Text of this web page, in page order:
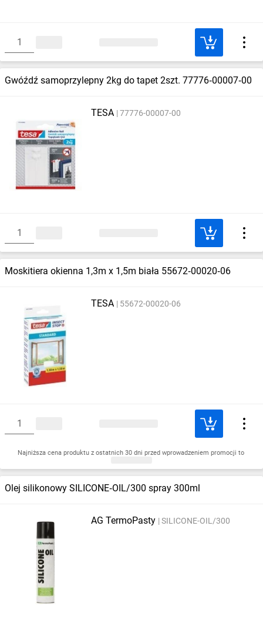
Gwóźdź samoprzylepny 2kg do tapet 2szt. 77776‑00007‑00
TESA 77776-00007-00
Moskitiera okienna 1,3m x 1,5m biała 55672‑00020‑06
TESA 55672-00020-06
Najniższa cena produktu z ostatnich 30 dni przed wprowadzeniem promocji to
Olej silikonowy SILICONE‑OIL/300 spray 300ml
AG TermoPasty SILICONE-OIL/300